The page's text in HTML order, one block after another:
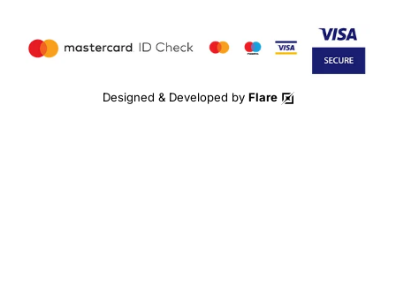
Designed & Developed by Flare